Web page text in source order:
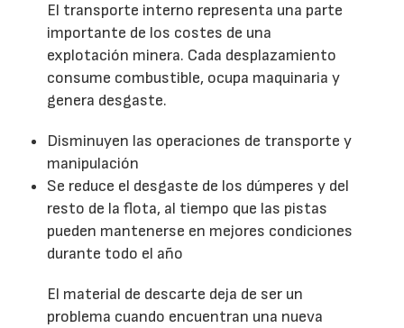
El transporte interno representa una parte
importante de los costes de una
explotación minera. Cada desplazamiento
consume combustible, ocupa maquinaria y
genera desgaste.
Disminuyen las operaciones de transporte y
manipulación
Se reduce el desgaste de los dúmperes y del
resto de la flota, al tiempo que las pistas
pueden mantenerse en mejores condiciones
durante todo el año
El material de descarte deja de ser un
problema cuando encuentran una nueva